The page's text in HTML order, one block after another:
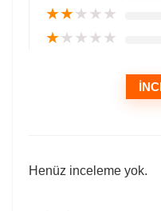
★★★★★
★★★★★
Henüz inceleme yok.